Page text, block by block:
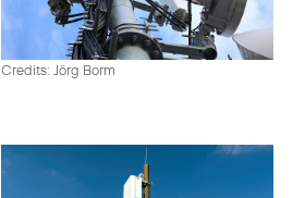
Credits: Jörg Borm